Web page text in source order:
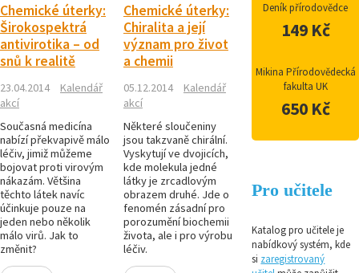
Chemické úterky:
Širokospektrá
antivirotika – od
snů k realitě
23.04.2014
Kalendář
akcí
Současná medicína
nabízí překvapivě málo
léčiv, jimiž můžeme
bojovat proti virovým
nákazám. Většina
těchto látek navíc
účinkuje pouze na
jeden nebo několik
málo virů. Jak to
změnit?
Chemické úterky:
Chiralita a její
význam pro život
a chemii
05.12.2014
Kalendář
akcí
Některé sloučeniny
jsou takzvaně chirální.
Vyskytují ve dvojicích,
kde molekula jedné
látky je zrcadlovým
obrazem druhé. Jde o
fenomén zásadní pro
porozumění biochemii
života, ale i pro výrobu
léčiv.
Deník přírodovědce
149 Kč
Mikina Přírodovědecká
fakulta UK
650 Kč
Pro učitele
Katalog pro učitele je
nabídkový systém, kde
si zaregistrovaný